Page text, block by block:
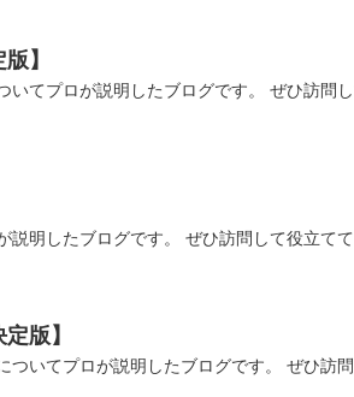
】
いてプロが説明したブログです。 ぜひ訪問
説明したブログです。 ぜひ訪問して役立て
版】
ついてプロが説明したブログです。 ぜひ訪